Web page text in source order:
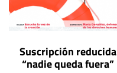
Suscripción reducida
“nadie queda fuera”